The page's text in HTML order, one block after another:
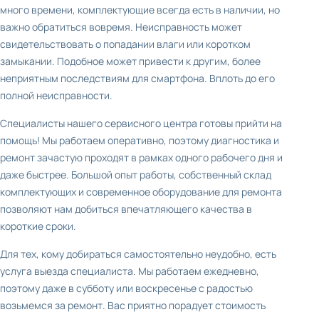
много времени, комплектующие всегда есть в наличии, но
важно обратиться вовремя. Неисправность может
свидетельствовать о попадании влаги или коротком
замыкании. Подобное может привести к другим, более
неприятным последствиям для смартфона. Вплоть до его
полной неисправности.
Специалисты нашего сервисного центра готовы прийти на
помощь! Мы работаем оперативно, поэтому диагностика и
ремонт зачастую проходят в рамках одного рабочего дня и
даже быстрее. Большой опыт работы, собственный склад
комплектующих и современное оборудование для ремонта
позволяют нам добиться впечатляющего качества в
короткие сроки.
Для тех, кому добираться самостоятельно неудобно, есть
услуга выезда специалиста. Мы работаем ежедневно,
поэтому даже в субботу или воскресенье с радостью
возьмемся за ремонт. Вас приятно порадует стоимость